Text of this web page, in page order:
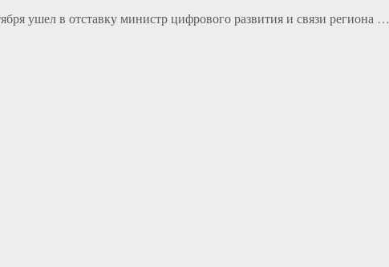
ушел в отставку министр цифрового развития и связи региона …